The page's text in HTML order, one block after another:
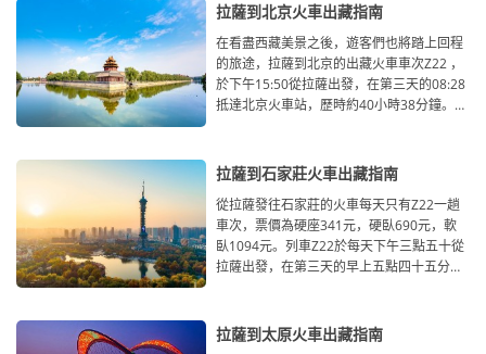
拉薩到北京火車出藏指南
在看盡西藏美景之後，遊客們也將踏上回程
的旅途，拉薩到北京的出藏火車車次Z22 ，
於下午15:50從拉薩出發，在第三天的08:28
抵達北京火車站，歷時約40小時38分鐘。從
拉薩到石家莊火車出藏指南
從拉薩發往石家莊的火車每天只有Z22一趟
車次，票價為硬座341元，硬臥690元，軟
臥1094元。列車Z22於每天下午三點五十從
拉薩出發，在第三天的早上五點四十五分到
拉薩到太原火車出藏指南